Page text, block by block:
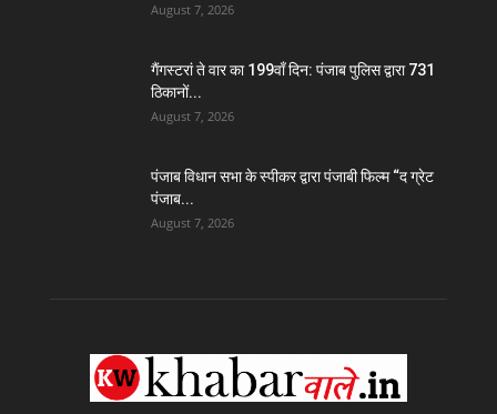
August 7, 2026
गैंगस्टरां ते वार का 199वाँ दिन: पंजाब पुलिस द्वारा 731
ठिकानों...
August 7, 2026
पंजाब विधान सभा के स्पीकर द्वारा पंजाबी फिल्म “द ग्रेट
पंजाब...
August 7, 2026